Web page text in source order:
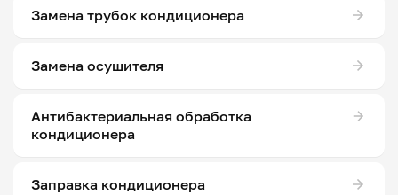
Замена трубок кондиционера
Замена осушителя
Антибактериальная обработка
кондиционера
Заправка кондиционера